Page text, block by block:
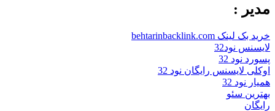
مدیر :
خرید بک لینک behtarinbacklink.com
لایسنس نود32
پسورد نود 32
اوکلی لایسنس رایگان نود 32
همیار نود 32
بهترین سئو
رایگان